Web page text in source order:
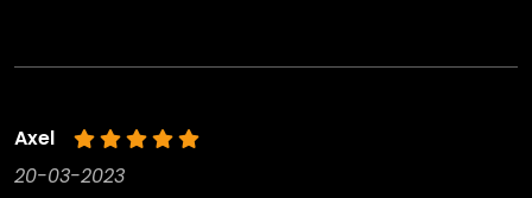
Axel
20-03-2023